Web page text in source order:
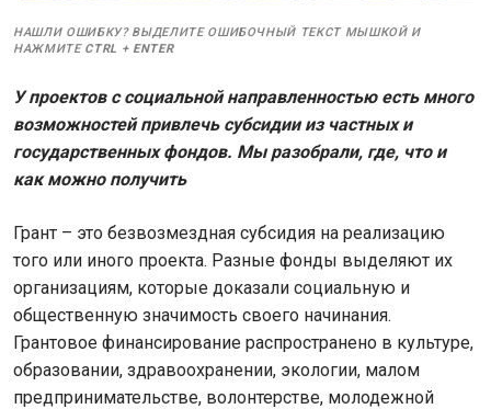
НАШЛИ ОШИБКУ? ВЫДЕЛИТЕ ОШИБОЧНЫЙ ТЕКСТ МЫШКОЙ И
НАЖМИТЕ CTRL + ENTER
У проектов с социальной направленностью есть много
возможностей привлечь субсидии из частных и
государственных фондов. Мы разобрали, где, что и
как можно получить
Грант – это безвозмездная субсидия на реализацию
того или иного проекта. Разные фонды выделяют их
организациям, которые доказали социальную и
общественную значимость своего начинания.
Грантовое финансирование распространено в культуре,
образовании, здравоохранении, экологии, малом
предпринимательстве, волонтерстве, молодежной